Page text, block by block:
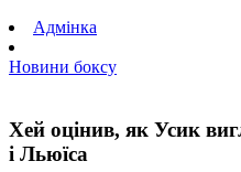
Адмінка
Новини боксу
Хей оцінив, як Усик
і Льюїса